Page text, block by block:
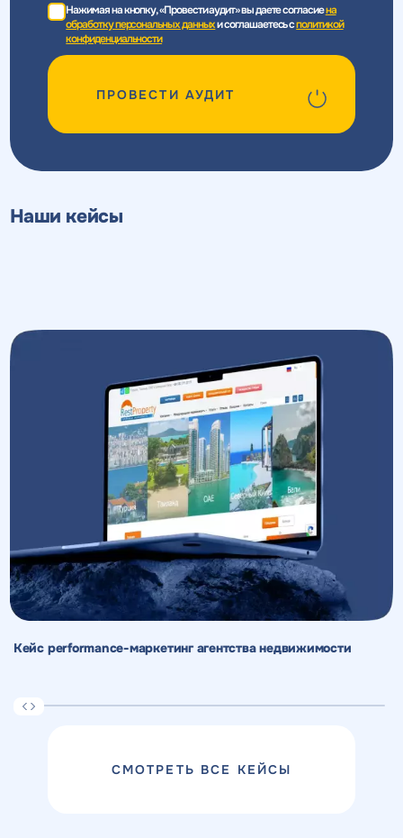
Нажимая на кнопку, «Провести аудит» вы даете согласиена
обработку персональных данныхи соглашаетесь cполитикой
конфиденциальности
ПРОВЕСТИ АУДИТ
Наши кейсы
Кейс performance-маркетинг агентства недвижимости
СМОТРЕТЬ ВСЕ КЕЙСЫ